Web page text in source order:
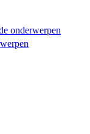
onderwerpen